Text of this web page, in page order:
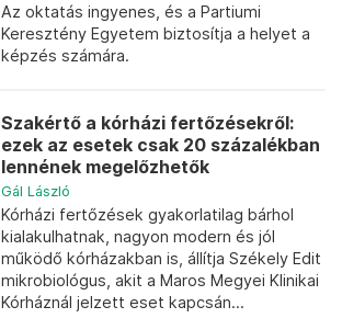
Az oktatás ingyenes, és a Partiumi
Keresztény Egyetem biztosítja a helyet a
képzés számára.
Szakértő a kórházi fertőzésekről:
ezek az esetek csak 20 százalékban
lennének megelőzhetők
Gál László
Kórházi fertőzések gyakorlatilag bárhol
kialakulhatnak, nagyon modern és jól
működő kórházakban is, állítja Székely Edit
mikrobiológus, akit a Maros Megyei Klinikai
Kórháznál jelzett eset kapcsán...